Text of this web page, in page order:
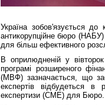
Україна зобов'язується до
антикорупційне бюро
для більш ефективного
В оприлюдненій у
програмі розширеного
(МВФ) зазначається, що
експертів відбудеться в
експертизи (СМЕ) для Бюро.